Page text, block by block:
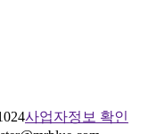
사업자정보 확인